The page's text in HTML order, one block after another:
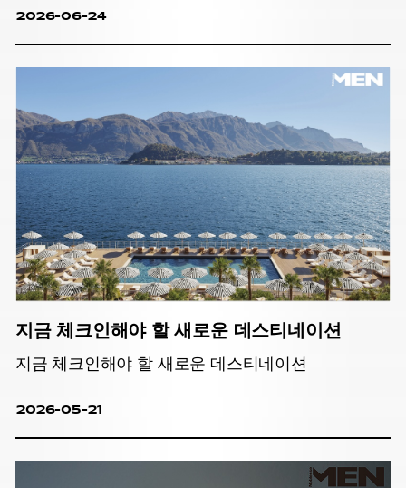
2026-06-24
지금 체크인해야 할 새로운 데스티네이션
지금 체크인해야 할 새로운 데스티네이션
2026-05-21